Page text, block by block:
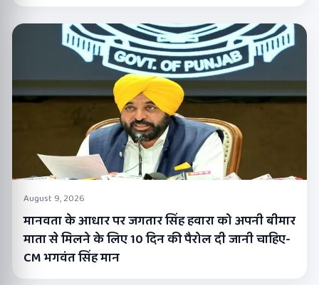
August 9, 2026
मानवता के आधार पर जगतार सिंह हवारा को अपनी बीमार
माता से मिलने के लिए 10 दिन की पैरोल दी जानी चाहिए-
CM भगवंत सिंह मान